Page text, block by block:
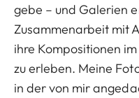
gebe – und Galerien
Zusammenarbeit mit
ihre Kompositionen
zu erleben. Meine
in der von mir